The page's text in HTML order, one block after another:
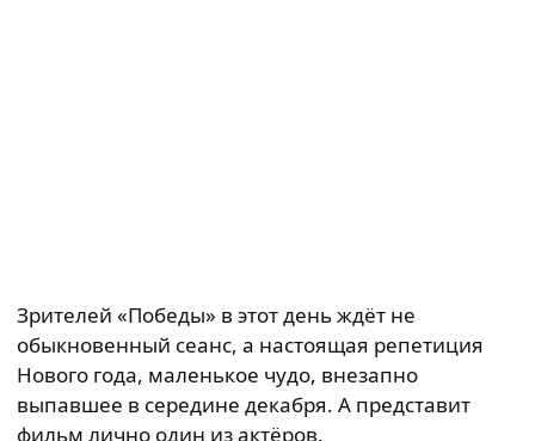
Зрителей «Победы» в этот день ждёт не
обыкновенный сеанс, а настоящая репетиция
Нового года, маленькое чудо, внезапно
выпавшее в середине декабря. А представит
фильм лично один из актёров.